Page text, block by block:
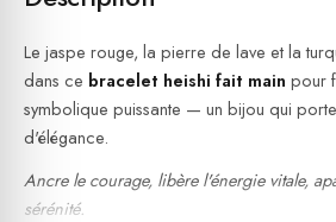
Le jaspe rouge, la pierre de lave et la
dans ce bracelet heishi fait main pour
symbolique puissante — un bijou qui
d'élégance.
Ancre le courage, libère l'énergie vitale,
sérénité.